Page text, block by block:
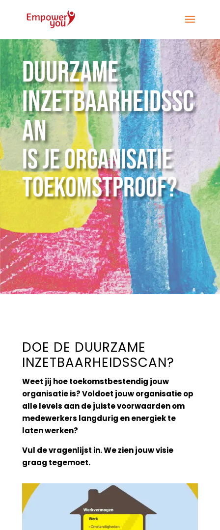
Duurzame
inzetbaarheidssc
an
Is je organisatie
toekomstproof?
DOE DE DUURZAME
INZETBAARHEIDSSCAN?
Weet jij hoe toekomstbestendig jouw
organisatie is? Voldoet jouw organisatie op
alle levels aan de juiste voorwaarden om
medewerkers langdurig en energiek te
laten werken?
Vul de vragenlijst in. We zien jouw visie
graag tegemoet.